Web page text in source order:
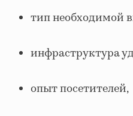
тип необходимой
инфраструктура
опыт посетителей,